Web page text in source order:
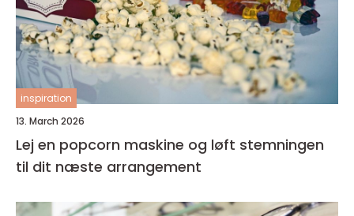
inspiration
13. March 2026
Lej en popcorn maskine og løft stemningen
til dit næste arrangement